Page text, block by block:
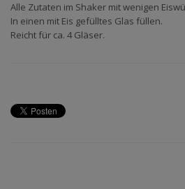
Alle Zutaten im Shaker mit wenigen
In einen mit Eis gefülltes Glas füllen.
Reicht für ca. 4 Gläser.